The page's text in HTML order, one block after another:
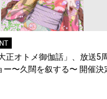
正オトメ御伽話」、放送5
ー〜久闊を叙する〜 開催決